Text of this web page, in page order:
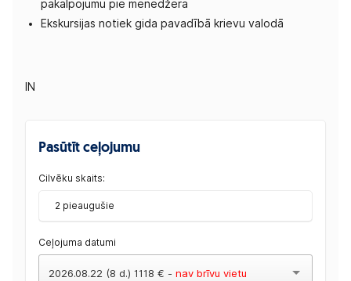
pakalpojumu pie menedžera
Ekskursijas notiek gida pavadībā krievu valodā
IN
Pasūtīt ceļojumu
Cilvēku skaits:
2 pieaugušie
Ceļojuma datumi
2026.08.22 (8 d.) 1118 € - nav brīvu vietu